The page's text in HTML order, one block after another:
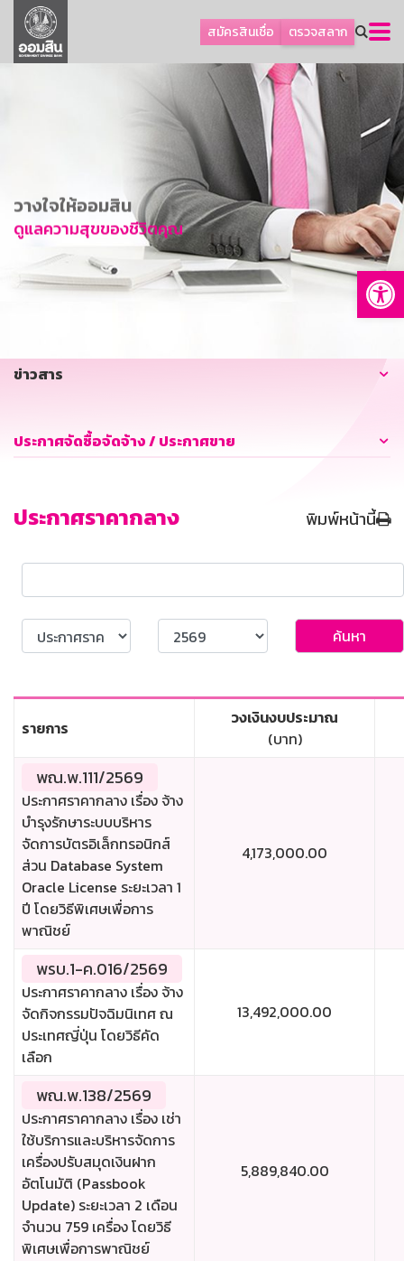
สมัครสินเชื่อ ตรวจสลาก
ลูกค้าธุรกิจ
ลูกค้าผู้ประกอบรายย่อย
การพัฒนาที่ยั่งยืน
ข่าวสาร
บริการทางการเงิน
อื่นๆ
วางใจให้ออมสิน
ดูแลความสุขของชีวิตคุณ
ข่าวสาร
ประกาศจัดซื้อจัดจ้าง / ประกาศขาย
ประกาศราคากลาง พิมพ์หน้านี้
ค้นหา
รายการ
วงเงินงบประมาณ
(บาท)
พณ.พ.111/2569
ประกาศราคากลาง เรื่อง จ้าง
บำรุงรักษาระบบบริหาร
จัดการบัตรอิเล็กทรอนิกส์
ส่วน Database System
Oracle License ระยะเวลา 1
ปี โดยวิธีพิเศษเพื่อการ
พาณิชย์
4,173,000.00
พรบ.1-ค.016/2569
ประกาศราคากลาง เรื่อง จ้าง
จัดกิจกรรมปัจฉิมนิเทศ ณ
ประเทศญี่ปุ่น โดยวิธีคัด
เลือก
13,492,000.00
พณ.พ.138/2569
ประกาศราคากลาง เรื่อง เช่า
ใช้บริการและบริหารจัดการ
เครื่องปรับสมุดเงินฝาก
อัตโนมัติ (Passbook
Update) ระยะเวลา 2 เดือน
จำนวน 759 เครื่อง โดยวิธี
พิเศษเพื่อการพาณิชย์
5,889,840.00